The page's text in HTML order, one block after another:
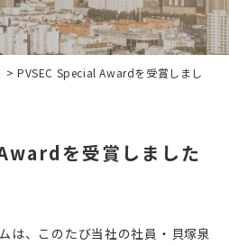
>PVSEC Special Awardを受賞しまし
を受賞しました
は、このたび当社の社員・貝塚泉